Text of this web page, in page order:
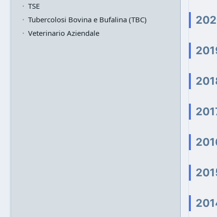
TSE
Tubercolosi Bovina e Bufalina (TBC)
Veterinario Aziendale